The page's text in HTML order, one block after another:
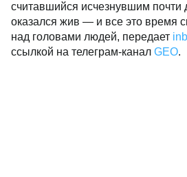
считавшийся исчезнувшим почти
оказался жив — и все это время
над головами людей, передает
ссылкой на телеграм-канал GEO.